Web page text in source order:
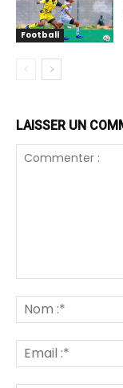
Football
LAISSER UN